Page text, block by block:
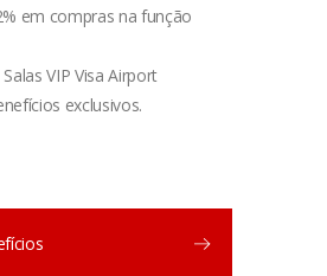
em compras na função
VIP Visa Airport
exclusivos.